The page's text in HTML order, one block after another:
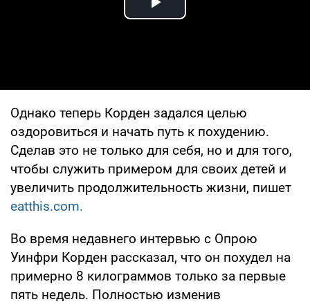
Play Video
Однако теперь Корден задался целью
оздоровиться и начать путь к похудению.
Сделав это не только для себя, но и для того,
чтобы служить примером для своих детей и
увеличить продолжительность жизни, пишет
eatthis.com.
Во время недавнего интервью с Опрою
Уинфри Корден рассказал, что он похудел на
примерно 8 килограммов только за первые
пять недель. Полностью изменив